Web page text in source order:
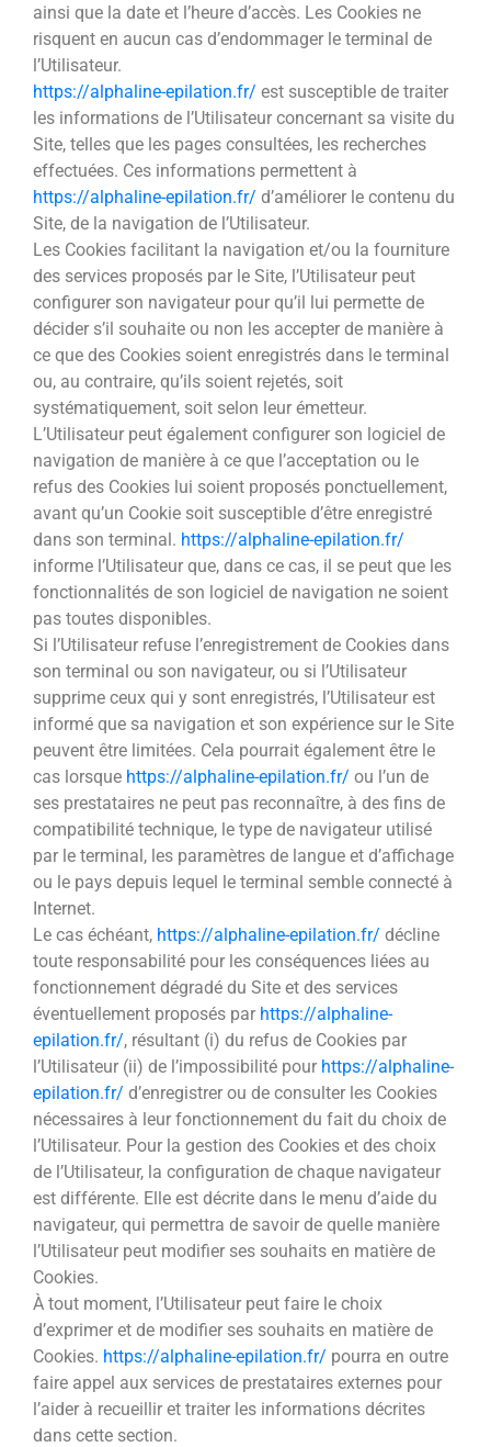
ainsi que la date et l’heure d’accès. Les Cookies ne
risquent en aucun cas d’endommager le terminal de
l’Utilisateur.
https://alphaline-epilation.fr/ est susceptible de traiter
les informations de l’Utilisateur concernant sa visite du
Site, telles que les pages consultées, les recherches
effectuées. Ces informations permettent à
https://alphaline-epilation.fr/ d’améliorer le contenu du
Site, de la navigation de l’Utilisateur.
Les Cookies facilitant la navigation et/ou la fourniture
des services proposés par le Site, l’Utilisateur peut
configurer son navigateur pour qu’il lui permette de
décider s’il souhaite ou non les accepter de manière à
ce que des Cookies soient enregistrés dans le terminal
ou, au contraire, qu’ils soient rejetés, soit
systématiquement, soit selon leur émetteur.
L’Utilisateur peut également configurer son logiciel de
navigation de manière à ce que l’acceptation ou le
refus des Cookies lui soient proposés ponctuellement,
avant qu’un Cookie soit susceptible d’être enregistré
dans son terminal. https://alphaline-epilation.fr/
informe l’Utilisateur que, dans ce cas, il se peut que les
fonctionnalités de son logiciel de navigation ne soient
pas toutes disponibles.
Si l’Utilisateur refuse l’enregistrement de Cookies dans
son terminal ou son navigateur, ou si l’Utilisateur
supprime ceux qui y sont enregistrés, l’Utilisateur est
informé que sa navigation et son expérience sur le Site
peuvent être limitées. Cela pourrait également être le
cas lorsque https://alphaline-epilation.fr/ ou l’un de
ses prestataires ne peut pas reconnaître, à des fins de
compatibilité technique, le type de navigateur utilisé
par le terminal, les paramètres de langue et d’affichage
ou le pays depuis lequel le terminal semble connecté à
Internet.
Le cas échéant, https://alphaline-epilation.fr/ décline
toute responsabilité pour les conséquences liées au
fonctionnement dégradé du Site et des services
éventuellement proposés par https://alphaline-
epilation.fr/, résultant (i) du refus de Cookies par
l’Utilisateur (ii) de l’impossibilité pour https://alphaline-
epilation.fr/ d’enregistrer ou de consulter les Cookies
nécessaires à leur fonctionnement du fait du choix de
l’Utilisateur. Pour la gestion des Cookies et des choix
de l’Utilisateur, la configuration de chaque navigateur
est différente. Elle est décrite dans le menu d’aide du
navigateur, qui permettra de savoir de quelle manière
l’Utilisateur peut modifier ses souhaits en matière de
Cookies.
À tout moment, l’Utilisateur peut faire le choix
d’exprimer et de modifier ses souhaits en matière de
Cookies. https://alphaline-epilation.fr/ pourra en outre
faire appel aux services de prestataires externes pour
l’aider à recueillir et traiter les informations décrites
dans cette section.